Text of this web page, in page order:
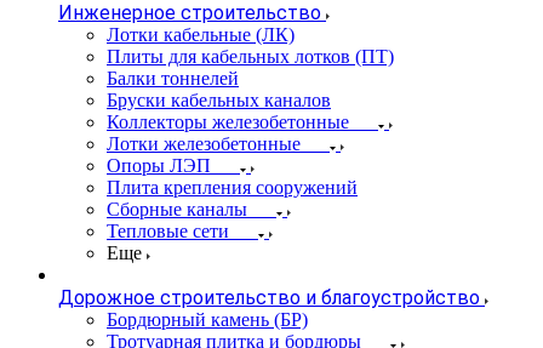
Инженерное строительство
Лотки кабельные (ЛК)
Плиты для кабельных лотков (ПТ)
Балки тоннелей
Бруски кабельных каналов
Коллекторы железобетонные
Лотки железобетонные
Опоры ЛЭП
Плита крепления сооружений
Сборные каналы
Тепловые сети
Еще
Дорожное строительство и благоустройство
Бордюрный камень (БР)
Тротуарная плитка и бордюры